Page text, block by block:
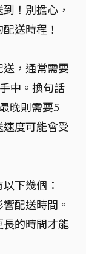
！別擔心，
送時程！
，通常需要
中。換句話
晚則需要5
度可能會受
下幾個：
配送時間。
的時間才能